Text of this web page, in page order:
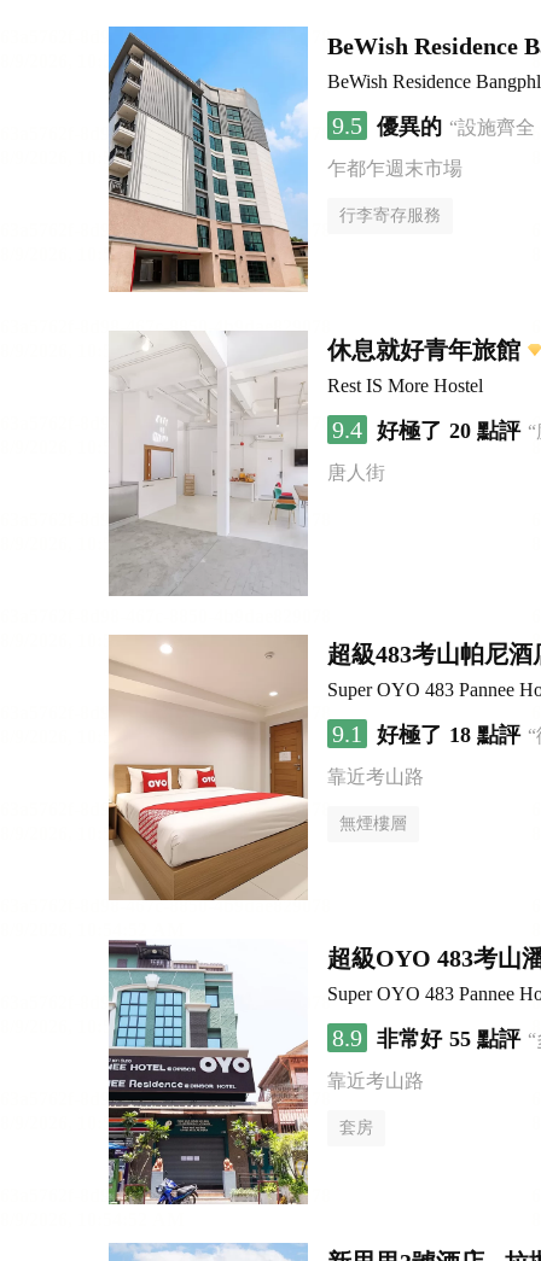
BeWish Residence
BeWish Residence
9.5 優異的 “設施齊全
乍都乍週末市場
行李寄存服務
休息就好青年旅館
Rest IS More Hostel
9.4 好極了 20 點評
唐人街
超級483考山帕尼酒
Super OYO 483 Pannee
9.1 好極了 18 點評
靠近考山路
無煙樓層
超級OYO 483考山
Super OYO 483 Pannee
8.9 非常好 55 點評
靠近考山路
套房